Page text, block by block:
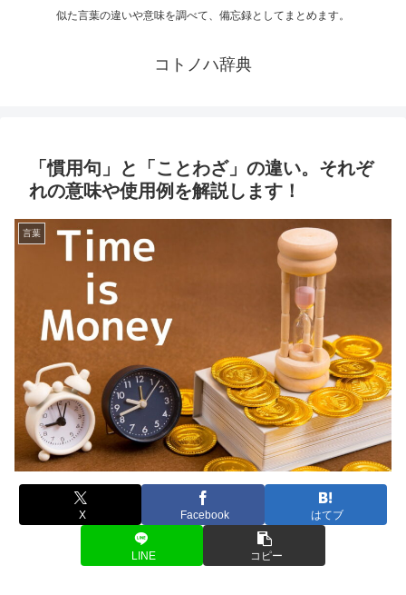
似た言葉の違いや意味を調べて、備忘録としてまとめます。
コトノハ辞典
「慣用句」と「ことわざ」の違い。それぞ
れの意味や使用例を解説します！
言葉
X Facebook はてブ
LINE コピー